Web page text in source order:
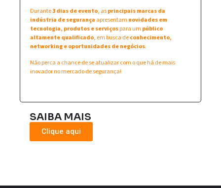
Durante3 dias de evento, asprincipais marcas da
indústria de segurança apresentam novidades em
tecnologia, produtos e serviçospara um público
altamente qualificado, em busca deconhecimento,
networking e oportunidades de negócios.
Não perca a chance de se atualizar com o que há de mais
inovador no mercado de segurança!
SAIBA MAIS
Clique aqui